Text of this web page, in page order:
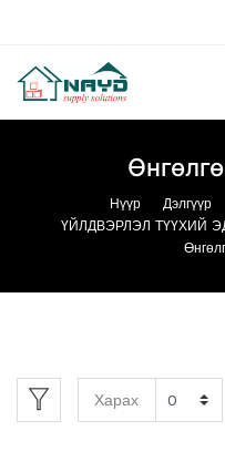
Нүүр Дэлгүүр
ҮЙЛДВЭРЛЭЛ ТҮҮХИЙ
Харах